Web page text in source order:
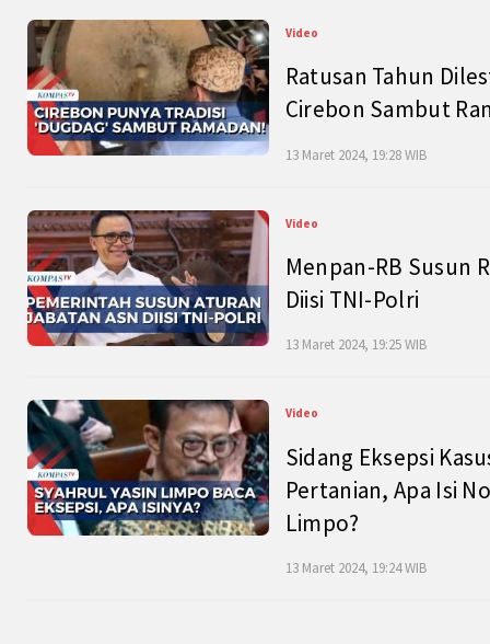
Video
Ratusan Tahun
Cirebon Sambut
13 Maret 2024, 19:28 WIB
Video
Menpan-RB Susun
Diisi TNI-Polri
13 Maret 2024, 19:25 WIB
Video
Sidang Eksepsi
Pertanian, Apa Isi
Limpo?
13 Maret 2024, 19:24 WIB